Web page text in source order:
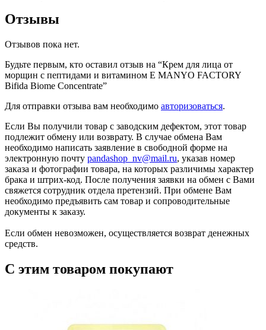
Отзывы
Отзывов пока нет.
Будьте первым, кто оставил отзыв на “Крем для лица от
морщин с пептидами и витамином Е MANYO FACTORY
Bifida Biome Concentrate”
Для отправки отзыва вам необходимо авторизоваться.
Если Вы получили товар с заводским дефектом, этот товар
подлежит обмену или возврату. В случае обмена Вам
необходимо написать заявление в свободной форме на
электронную почту pandashop_nv@mail.ru, указав номер
заказа и фотографии товара, на которых различимы характер
брака и штрих-код. После получения заявки на обмен с Вами
свяжется сотрудник отдела претензий. При обмене Вам
необходимо предъявить сам товар и сопроводительные
документы к заказу.
Если обмен невозможен, осуществляется возврат денежных
средств.
С этим товаром покупают